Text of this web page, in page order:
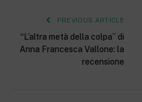
PREVIOUS ARTICLE
“L’altra metà della colpa” di
Anna Francesca Vallone: la
recensione